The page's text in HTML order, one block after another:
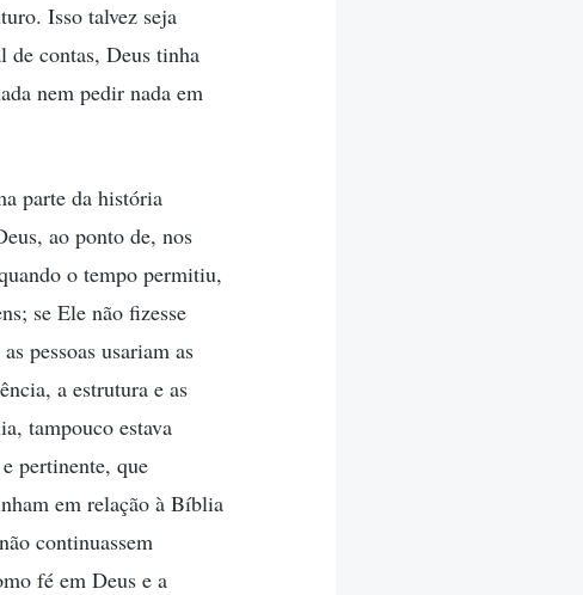
Isso talvez seja
de contas, Deus tinha
nem pedir nada em
parte da história
ao ponto de, nos
o tempo permitiu,
se Ele não fizesse
pessoas usariam as
a estrutura e as
tampouco estava
pertinente, que
em relação à Bíblia
continuassem
fé em Deus e a